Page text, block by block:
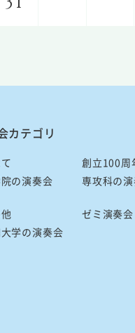
カテゴリ
創立100周
の演奏会
専攻科の
ゼミ演奏会
学の演奏会